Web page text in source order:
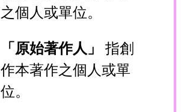
之個人或單位。
「原始著作人」 指創
作本著作之個人或單
位。